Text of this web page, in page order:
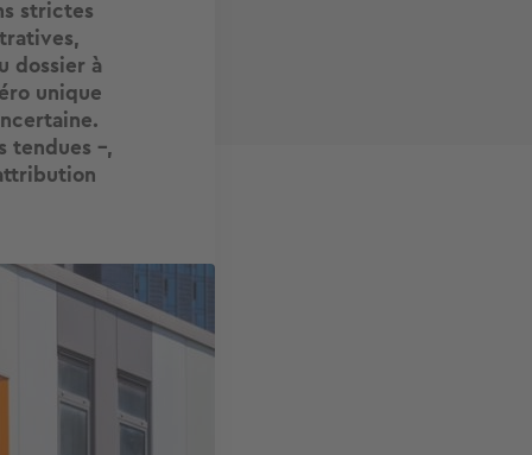
strictes
dossier à
unique
tendues –,